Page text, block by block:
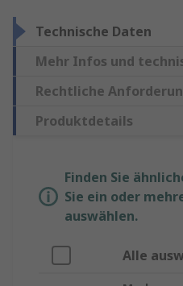
Technische Daten
Mehr Infos und
Rechtliche
Produktdetails
Finden Sie
Sie ein oder
auswählen.
Alle